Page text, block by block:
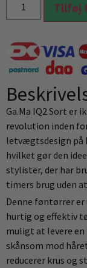
Tilføj
Ga.Ma IQ2 Sort er
revolution inden
letvægtsdesign på
hvilket gør den
stylister, der har
timers brug uden
Denne føntørrer
hurtig og effektiv
muligt at levere en
skånsom mod
reducerer krus og